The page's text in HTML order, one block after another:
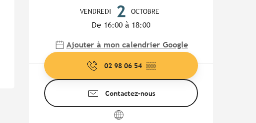
VENDREDI 2 OCTOBRE
De 16:00 à 18:00
Ajouter à mon calendrier Google
02 98 06 54 ▒▒
Contactez-nous